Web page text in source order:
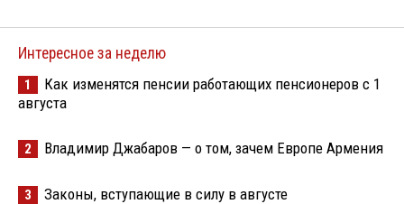
Интересное за неделю
1
Как изменятся пенсии работающих пенсионеров с 1
августа
2 Владимир Джабаров — о том, зачем Европе Армения
3 Законы, вступающие в силу в августе